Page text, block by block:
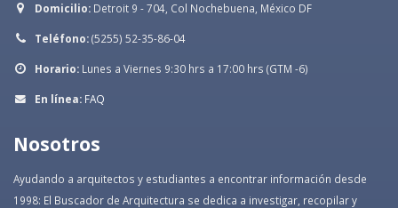
Domicilio: Detroit 9 - 704, Col Nochebuena, México DF
Teléfono:(5255) 52-35-86-04
Horario: Lunes a Viernes 9:30 hrs a 17:00 hrs (GTM -6)
En línea: FAQ
Nosotros
Ayudando a arquitectos y estudiantes a encontrar información desde
1998: El Buscador de Arquitectura se dedica a investigar, recopilar y